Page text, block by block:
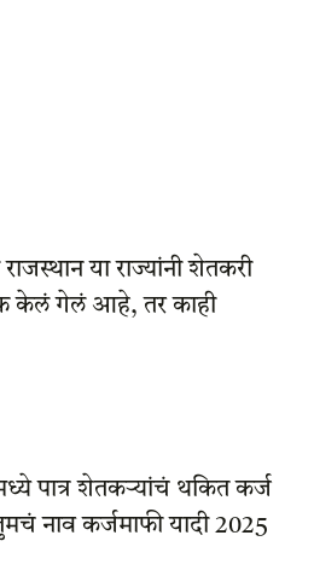
या राज्यांनी शेतकरी
केलं गेलं आहे, तर काही
पात्र शेतकऱ्यांचं थकित कर्ज
नाव कर्जमाफी यादी 2025